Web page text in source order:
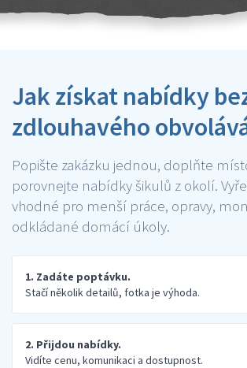
Jak získat nabídky
zdlouhavého
Popište zakázku jednou, doplňte
porovnejte nabídky šikulů z okolí.
vhodné pro menší práce, opravy,
odkládané domácí úkoly.
1. Zadáte poptávku.
Stačí několik detailů, fotka je výhoda.
2. Přijdou nabídky.
Vidíte cenu, komunikaci a dostupnost.